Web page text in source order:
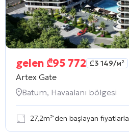
gelen ₾95 772 ₾3 149/м²
Artex Gate
Batum, Havaalanı bölgesi
27,2m²'den başlayan fiyatlarla